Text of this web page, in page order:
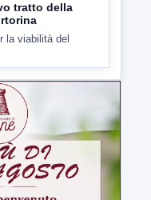
tratto della
la viabilità del